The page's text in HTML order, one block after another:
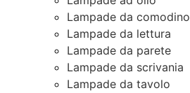
Lampade da comodino
Lampade da lettura
Lampade da parete
Lampade da scrivania
Lampade da tavolo